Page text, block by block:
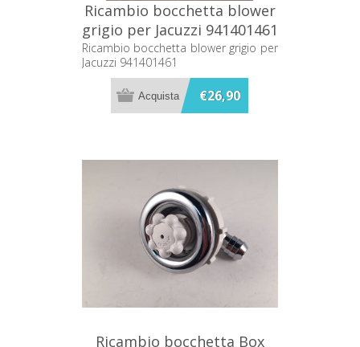
Ricambio bocchetta blower
grigio per Jacuzzi 941401461
Ricambio bocchetta blower grigio per
Jacuzzi 941401461
€26,90
Ricambio bocchetta Box